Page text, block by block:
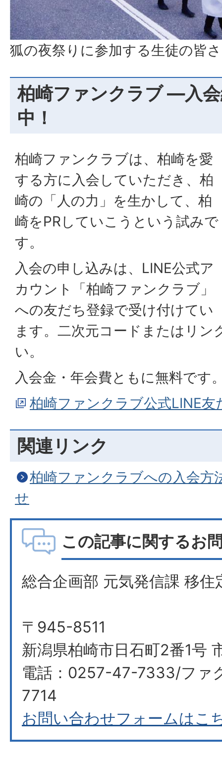
狐の夜祭りに参加する生徒の皆
柏崎ファンクラブ ―入
中！
柏崎ファンクラブは、柏崎を愛
する方に入会していただき、柏
崎の「人の力」を生かして、柏
崎をPRしていこうという試みで
す。
入会の申し込みは、LINE公式ア
カウント「柏崎ファンクラブ」
への友だち登録で受け付けてい
ます。二次元コードまたはリン
い。
入会金・年会費ともに無料です
柏崎ファンクラブ公式LINE友
関連リンク
柏崎ファンクラブへの入会方
せ
この記事に関するお
総合企画部 元気発信課 移住
〒945-8511
新潟県柏崎市日石町2番1号
電話：0257-47-7333/ファ
7714​​​​​​​
お問い合わせフォームはこ